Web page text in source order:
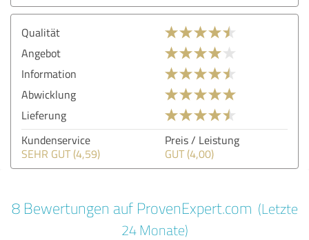
Qualität
Angebot
Information
Abwicklung
Lieferung
Kundenservice
SEHR GUT (4,59)
Preis / Leistung
GUT (4,00)
8 Bewertungen auf ProvenExpert.com (Letzte
24 Monate)